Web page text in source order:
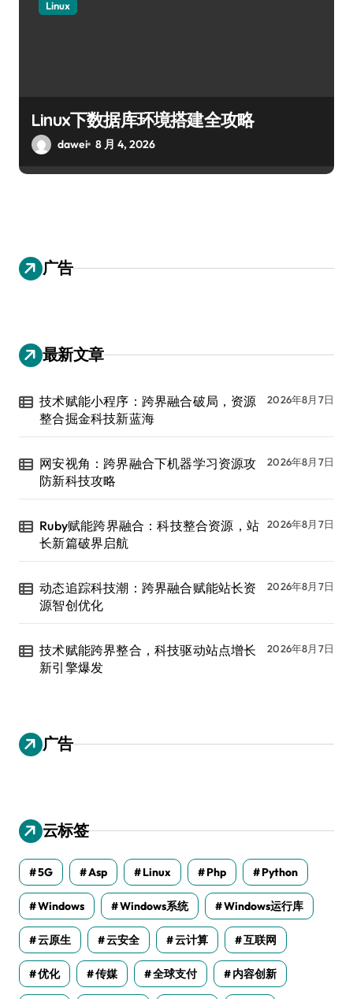
Linux
Linux下数据库环境搭建全攻略
dawei 8 月 4, 2026
广告
最新文章
技术赋能小程序：跨界融合破局，资源
整合掘金科技新蓝海
2026年8月7日
网安视角：跨界融合下机器学习资源攻
防新科技攻略
2026年8月7日
Ruby赋能跨界融合：科技整合资源，站
长新篇破界启航
2026年8月7日
动态追踪科技潮：跨界融合赋能站长资
源智创优化
2026年8月7日
技术赋能跨界整合，科技驱动站点增长
新引擎爆发
2026年8月7日
广告
云标签
5G Asp Linux Php Python
Windows Windows系统 Windows运行库
云原生 云安全 云计算 互联网
优化 传媒 全球支付 内容创新